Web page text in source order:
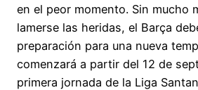
en el peor momento. Sin mucho
lamerse las heridas, el Barça
preparación para una nueva
comenzará a partir del 12 de
primera jornada de la Liga